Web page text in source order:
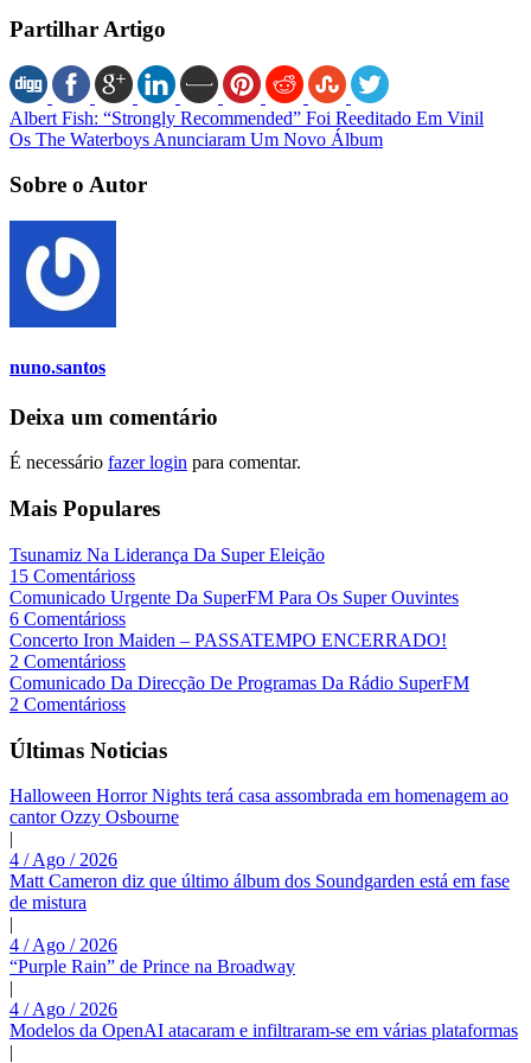
Partilhar Artigo
Albert Fish: “Strongly Recommended” Foi Reeditado Em Vinil
Os The Waterboys Anunciaram Um Novo Álbum
Sobre o Autor
nuno.santos
Deixa um comentário
É necessário fazer login para comentar.
Mais Populares
Tsunamiz Na Liderança Da Super Eleição
15 Comentárioss
Comunicado Urgente Da SuperFM Para Os Super Ouvintes
6 Comentárioss
Concerto Iron Maiden – PASSATEMPO ENCERRADO!
2 Comentárioss
Comunicado Da Direcção De Programas Da Rádio SuperFM
2 Comentárioss
Últimas Noticias
Halloween Horror Nights terá casa assombrada em homenagem ao
cantor Ozzy Osbourne
|
4 / Ago / 2026
Matt Cameron diz que último álbum dos Soundgarden está em fase
de mistura
|
4 / Ago / 2026
“Purple Rain” de Prince na Broadway
|
4 / Ago / 2026
Modelos da OpenAI atacaram e infiltraram-se em várias plataformas
|